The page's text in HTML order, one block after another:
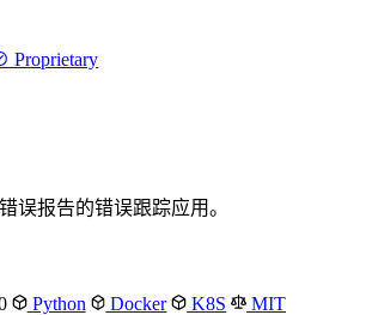
Proprietary
误报告的错误跟踪应用。
Python Docker K8S MIT